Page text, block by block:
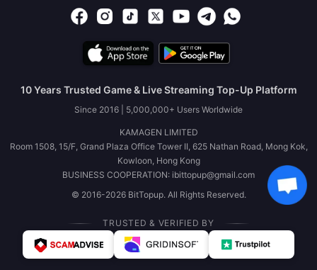
10 Years Trusted Game & Live Streaming Top-Up Platform
Since 2016 | 5,000,000+ Users Worldwide
KAMAGEN LIMITED
Room 1508, 15/F, Grand Plaza Office Tower II, 625 Nathan Road, Mong Kok,
Kowloon, Hong Kong
BUSINESS COOPERATION: ibittopup@gmail.com
© 2016-2026 BitTopup. All Rights Reserved.
TRUSTED & VERIFIED BY